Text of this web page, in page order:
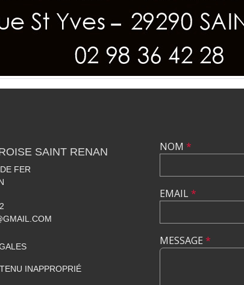
SAINT RENAN
FER
INAPPROPRIÉ
NOM *
EMAIL*
MESSAGE *